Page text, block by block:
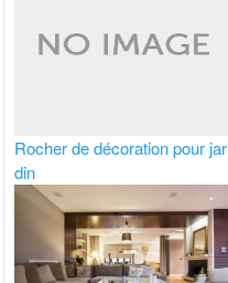
Rocher de décoration pour jar
din